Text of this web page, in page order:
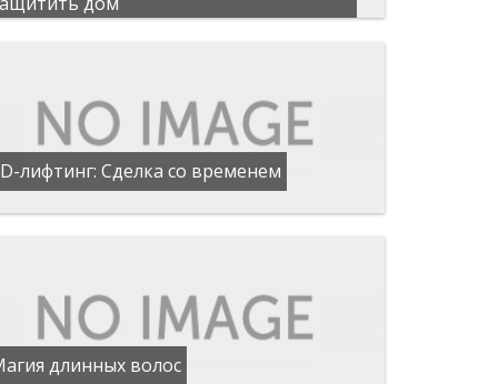
лифтинг: Сделка со временем
длинных волос